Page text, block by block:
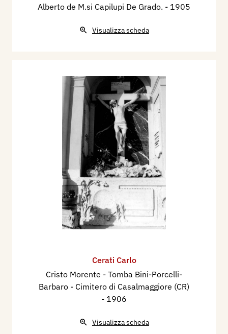
Alberto de M.si Capilupi De Grado. - 1905
Visualizza scheda
Cerati Carlo
Cristo Morente - Tomba Bini-Porcelli-
Barbaro - Cimitero di Casalmaggiore (CR)
- 1906
Visualizza scheda